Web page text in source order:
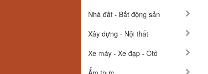
Nhà đất - Bất động sản
Xây dựng - Nội thất
Xe máy - Xe đạp - Ôtô